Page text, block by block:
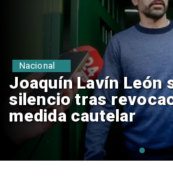
Chile y Venezuela
reinicio de
consulares
Nacional